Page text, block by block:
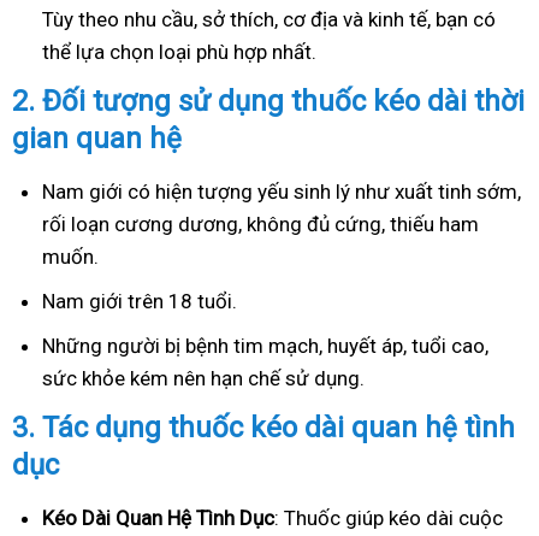
Tùy theo nhu cầu, sở thích, cơ địa và kinh tế, bạn có
thể lựa chọn loại phù hợp nhất.
2. Đối tượng sử dụng thuốc kéo dài thời
gian quan hệ
Nam giới có hiện tượng yếu sinh lý như xuất tinh sớm,
rối loạn cương dương, không đủ cứng, thiếu ham
muốn.
Nam giới trên 18 tuổi.
Những người bị bệnh tim mạch, huyết áp, tuổi cao,
sức khỏe kém nên hạn chế sử dụng.
3. Tác dụng thuốc kéo dài quan hệ tình
dục
Kéo Dài Quan Hệ Tình Dục: Thuốc giúp kéo dài cuộc